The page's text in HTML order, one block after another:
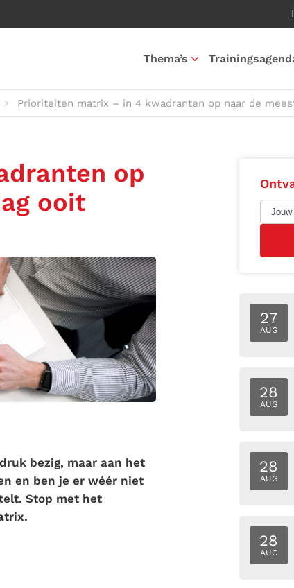
Thema’s
Prioriteiten matrix – in 4 kwadranten op naar de
op
ooit
bezig, maar aan het
en ben je er wéér niet
Stop met het
27
AUG
28
AUG
28
AUG
28
AUG